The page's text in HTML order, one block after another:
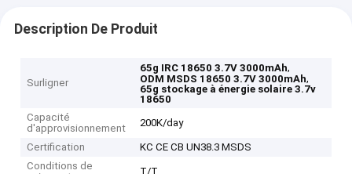
Description De Produit
Surligner
65g IRC 18650 3.7V 3000mAh,
ODM MSDS 18650 3.7V 3000mAh,
65g stockage à énergie solaire 3.7v
18650
Capacité
d'approvisionnement
200K/day
Certification
KC CE CB UN38.3 MSDS
Conditions de
T/T